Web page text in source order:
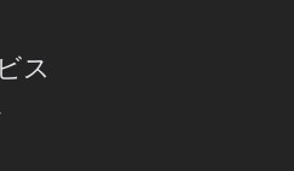
ス